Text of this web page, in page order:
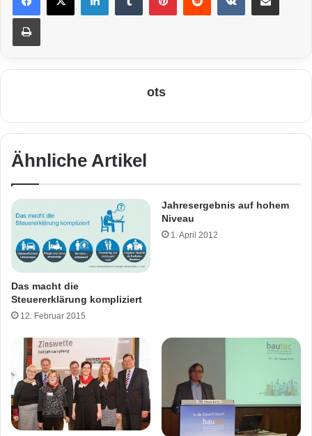
Drucken
ots
Ähnliche Artikel
Das macht die
Steuererklärung kompliziert
12. Februar 2015
Jahresergebnis auf hohem
Niveau
1. April 2012